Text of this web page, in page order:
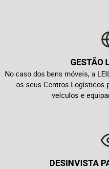
GESTÃO
No caso dos bens móveis, a
os seus Centros Logísticos
veículos e
DESINVISTA